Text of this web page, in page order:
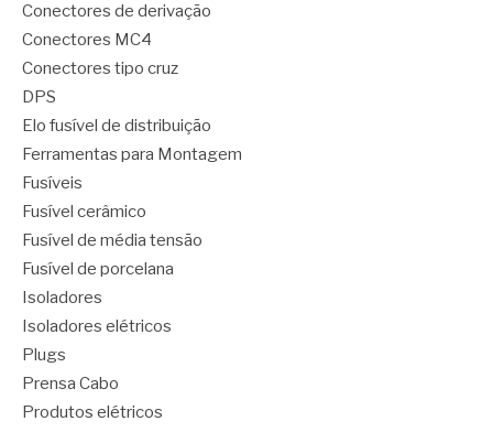
Conectores de derivação
Conectores MC4
Conectores tipo cruz
DPS
Elo fusível de distribuição
Ferramentas para Montagem
Fusíveis
Fusível cerâmico
Fusível de média tensão
Fusível de porcelana
Isoladores
Isoladores elétricos
Plugs
Prensa Cabo
Produtos elétricos